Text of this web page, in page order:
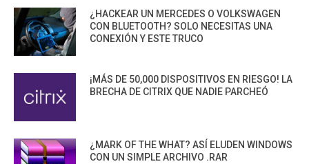
¿HACKEAR UN MERCEDES O VOLKSWAGEN
CON BLUETOOTH? SOLO NECESITAS UNA
CONEXIÓN Y ESTE TRUCO
¡MÁS DE 50,000 DISPOSITIVOS EN RIESGO! LA
BRECHA DE CITRIX QUE NADIE PARCHEÓ
¿MARK OF THE WHAT? ASÍ ELUDEN WINDOWS
CON UN SIMPLE ARCHIVO .RAR